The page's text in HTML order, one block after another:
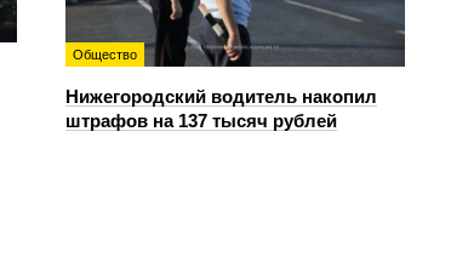
Общество
Нижегородский водитель накопил
штрафов на 137 тысяч рублей